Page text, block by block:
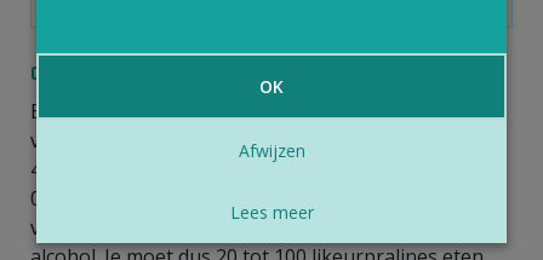
Conclusie
Een gemiddelde likeurpraline bevat 0,5 tot 2 ml
vloeibare likeur, meestal likeur met tussen de 20 en
40% alcohol. Likeurpralines bevatten meestal rond
0,1 tot 0,5 gram alcohol, afhankelijk van de sterkte
van de likeur. Een pintje bevat ongeveer 10 gram
OK
Afwijzen
Lees meer